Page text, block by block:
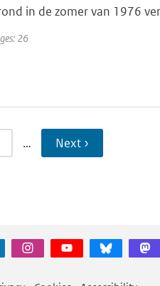
in de zomer van 1976
26
… Next ›